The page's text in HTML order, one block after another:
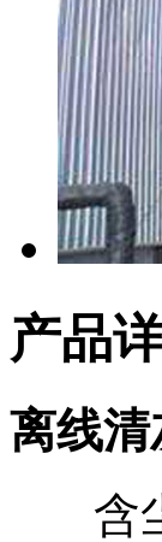
产品
离线
含尘